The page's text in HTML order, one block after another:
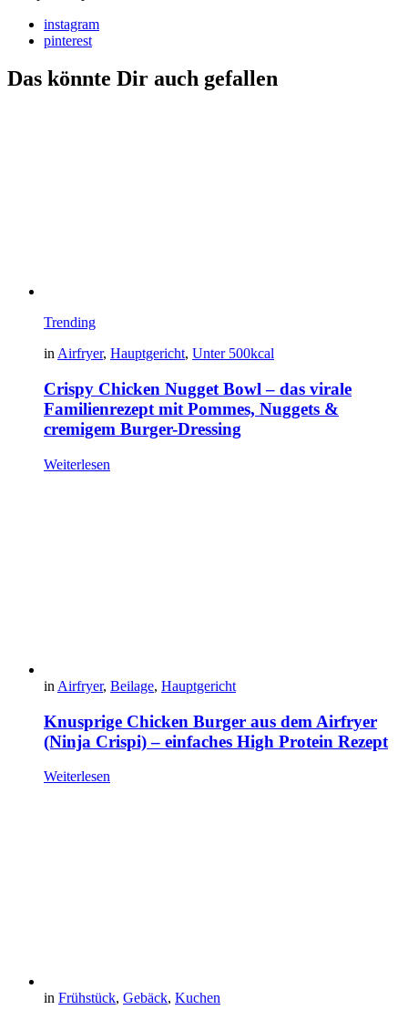
instagram
pinterest
Das könnte Dir auch gefallen
Trending
in Airfryer, Hauptgericht, Unter 500kcal
Crispy Chicken Nugget Bowl – das virale
Familienrezept mit Pommes, Nuggets &
cremigem Burger-Dressing
Weiterlesen
in Airfryer, Beilage, Hauptgericht
Knusprige Chicken Burger aus dem Airfryer
(Ninja Crispi) – einfaches High Protein Rezept
Weiterlesen
in Frühstück, Gebäck, Kuchen